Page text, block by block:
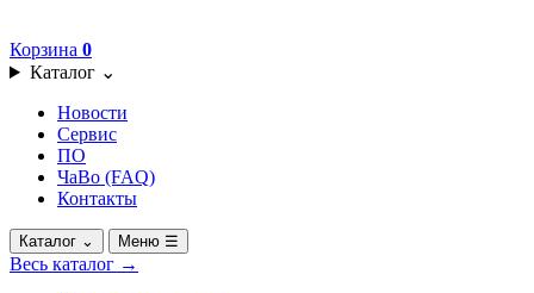
Корзина 0
Каталог ⌄
Новости
Сервис
ПО
ЧаВо (FAQ)
Контакты
Каталог ⌄ Меню ☰
Весь каталог →